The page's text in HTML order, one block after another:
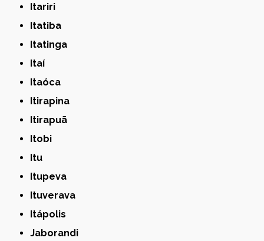
Itariri
Itatiba
Itatinga
Itaí
Itaóca
Itirapina
Itirapuã
Itobi
Itu
Itupeva
Ituverava
Itápolis
Jaborandi